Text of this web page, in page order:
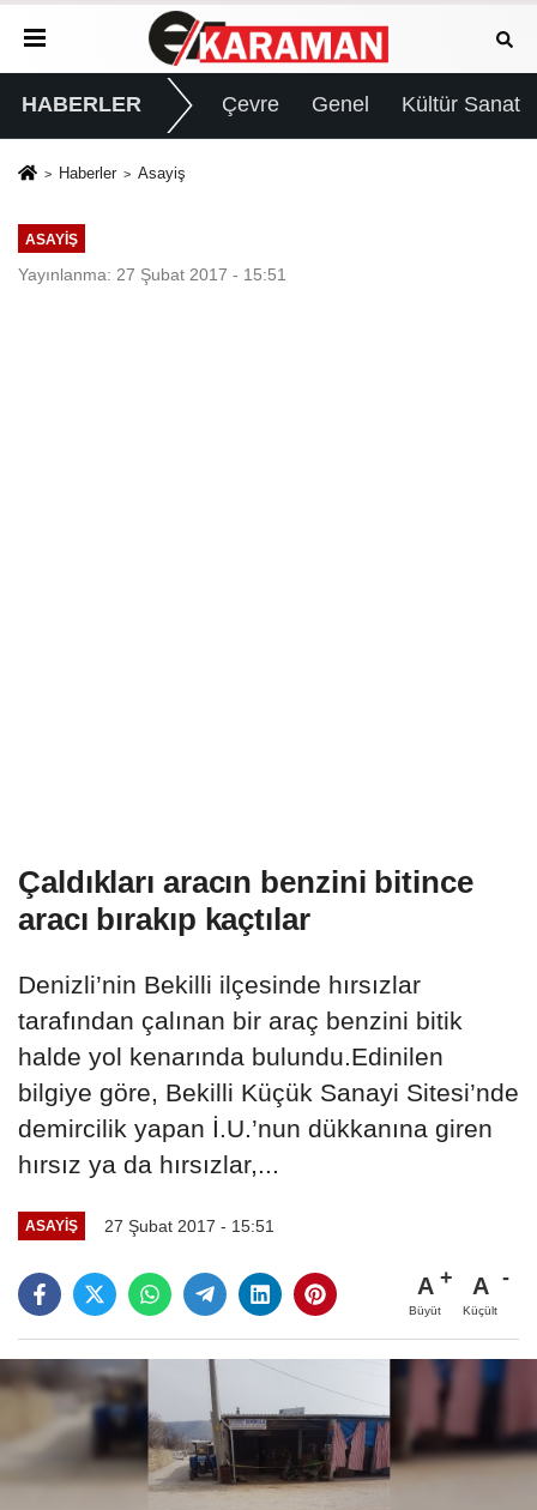
HABERLER Çevre Genel Kültür Sanat
Haberler Asayiş
ASAYIŞ
Yayınlanma: 27 Şubat 2017 - 15:51
Çaldıkları aracın benzini bitince
aracı bırakıp kaçtılar
Denizli’nin Bekilli ilçesinde hırsızlar
tarafından çalınan bir araç benzini bitik
halde yol kenarında bulundu.Edinilen
bilgiye göre, Bekilli Küçük Sanayi Sitesi’nde
demircilik yapan İ.U.’nun dükkanına giren
hırsız ya da hırsızlar,...
ASAYIŞ 27 Şubat 2017 - 15:51
A
Büyüt
A
Küçült